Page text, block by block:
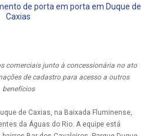
de porta em porta em Duque de
Caxias
comerciais junto à concessionária no ato
de cadastro para acesso a outros
benefícios
de Caxias, na Baixada Fluminense,
da Águas do Rio. A equipe está